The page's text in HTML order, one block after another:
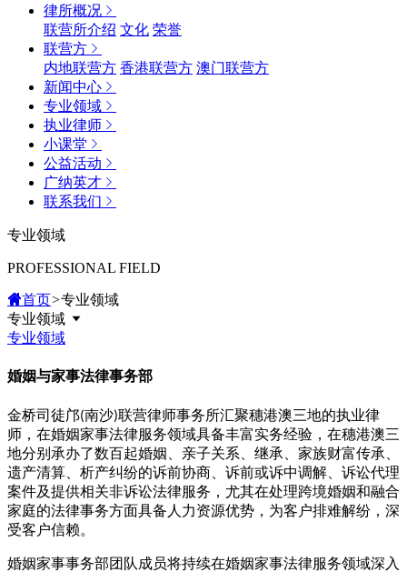
律所概况
联营所介绍 文化 荣誉
联营方
内地联营方 香港联营方 澳门联营方
新闻中心
专业领域
执业律师
小课堂
公益活动
广纳英才
联系我们
专业领域
PROFESSIONAL FIELD
首页>专业领域
专业领域
专业领域
婚姻与家事法律事务部
金桥司徒邝(南沙)联营律师事务所汇聚穗港澳三地的执业律
师，在婚姻家事法律服务领域具备丰富实务经验，在穗港澳三
地分别承办了数百起婚姻、亲子关系、继承、家族财富传承、
遗产清算、析产纠纷的诉前协商、诉前或诉中调解、诉讼代理
案件及提供相关非诉讼法律服务，尤其在处理跨境婚姻和融合
家庭的法律事务方面具备人力资源优势，为客户排难解纷，深
受客户信赖。
婚姻家事事务部团队成员将持续在婚姻家事法律服务领域深入